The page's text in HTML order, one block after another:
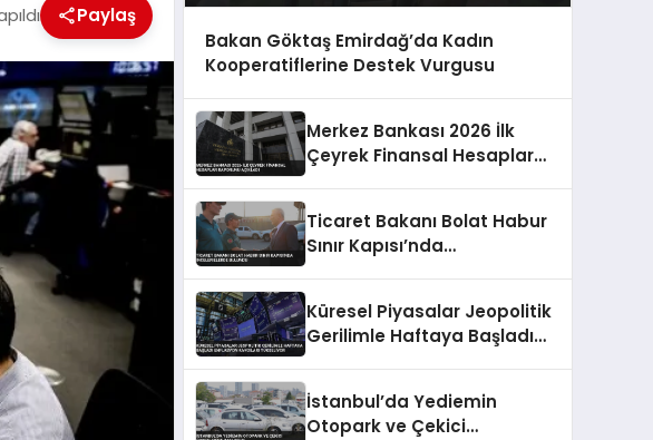
Paylaş
Bakan Göktaş Emirdağ’da Kadın
Kooperatiflerine Destek Vurgusu
Merkez Bankası 2026 İlk
Çeyrek Finansal Hesaplar
Ticaret Bakanı Bolat Habur
Sınır Kapısı’nda
Küresel Piyasalar Jeopolitik
Gerilimle Haftaya Başladı
İstanbul’da Yediemin
Otopark ve Çekici